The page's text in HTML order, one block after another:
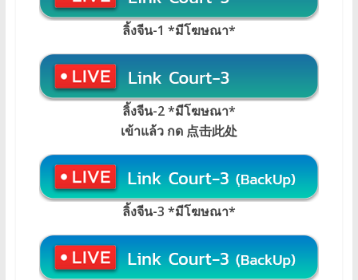
ลิ้งจีน-1 *มีโฆษณา*
ลิ้งจีน-2 *มีโฆษณา*
เข้าแล้ว กด 点击此处
ลิ้งจีน-3 *มีโฆษณา*